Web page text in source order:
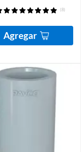
(8)
Agregar